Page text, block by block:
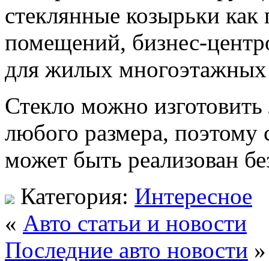
стеклянные козырьки как
помещений, бизнес-
для жилых
Стекло можно
любого размера,
может быть реализован
Категория: Интересное
« Авто статьи и новости
Последние авто новости »